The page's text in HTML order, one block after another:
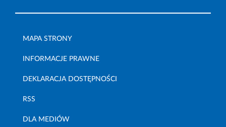
MAPA STRONY
INFORMACJE PRAWNE
DEKLARACJA DOSTĘPNOŚCI
RSS
DLA MEDIÓW